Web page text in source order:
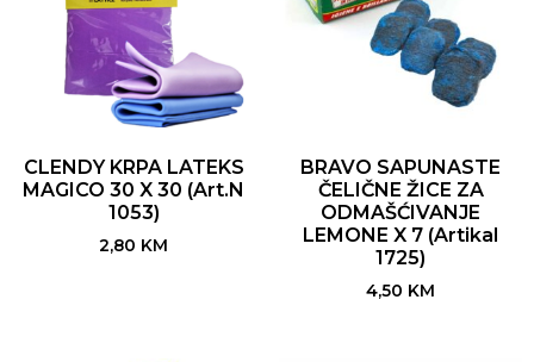
CLENDY KRPA LATEKS
MAGICO 30 X 30 (Art.N
1053)
2,80 KM
BRAVO SAPUNASTE
ČELIČNE ŽICE ZA
ODMAŠĆIVANJE
LEMONE X 7 (Artikal
1725)
4,50 KM